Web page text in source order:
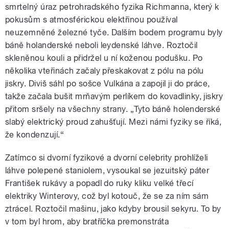
smrtelný úraz petrohradského fyzika Richmanna, který k
pokusům s atmosférickou elektřinou používal
neuzemněné železné tyče. Dalším bodem programu byly
báně holanderské neboli leydenské láhve. Roztočil
skleněnou kouli a přidržel u ní koženou podušku. Po
několika vteřinách začaly přeskakovat z pólu na pólu
jiskry. Diviš sáhl po sošce Vulkána a zapojil ji do práce,
takže začala bušit mrňavým perlíkem do kovadlinky, jiskry
přitom sršely na všechny strany. „Tyto báně holenderské
slabý elektrický proud zahušťují. Mezi námi fyziky se říká,
že kondenzují.“
Zatímco si dvorní fyzikové a dvorní celebrity prohlíželi
láhve polepené staniolem, vysoukal se jezuitský páter
František rukávy a popadl do ruky kliku velké třecí
elektriky Winterovy, což byl kotouč, že se za ním sám
ztrácel. Roztočil mašinu, jako kdyby brousil sekyru. To by
v tom byl hrom, aby bratříčka premonstráta